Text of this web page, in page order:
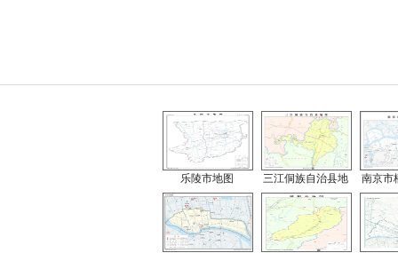
乐陵市地图 三江侗族自治县地 南京市